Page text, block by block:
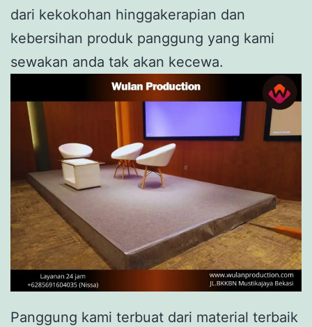
dari kekokohan hinggakerapian dan
kebersihan produk panggung yang kami
sewakan anda tak akan kecewa.
Panggung kami terbuat dari material terbaik